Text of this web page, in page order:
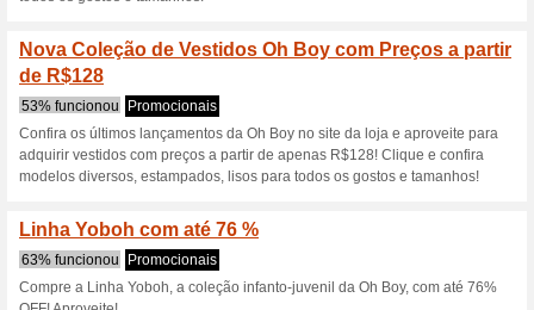
Descontos e
Cupom Oh Boy - 15
100% funcionou Códigos